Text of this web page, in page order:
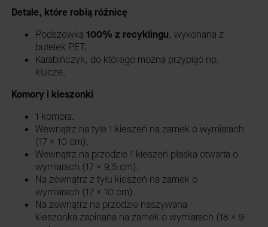
Detale, które robią różnicę
Podszewka 100% z recyklingu, wykonana z
butelek PET.
Karabińczyk, do którego można przypiąć np.
klucze.
Komory i kieszonki
1 komora.
Wewnątrz na tyle 1 kieszeń na zamek o wymiarach
(17 x 10 cm).
Wewnątrz na przodzie 1 kieszeń płaska otwarta o
wymiarach (17 x 9,5 cm).
Na zewnątrz z tyłu kieszeń na zamek o
wymiarach (17 x 10 cm).
Na zewnątrz na przodzie naszywana
kieszonka zapinana na zamek o wymiarach (18 x 9